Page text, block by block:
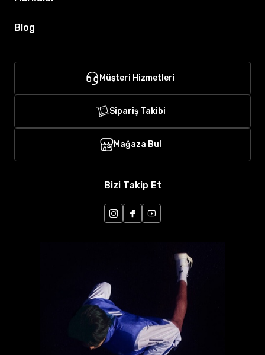
Blog
Müşteri Hizmetleri
Sipariş Takibi
Mağaza Bul
Bizi Takip Et